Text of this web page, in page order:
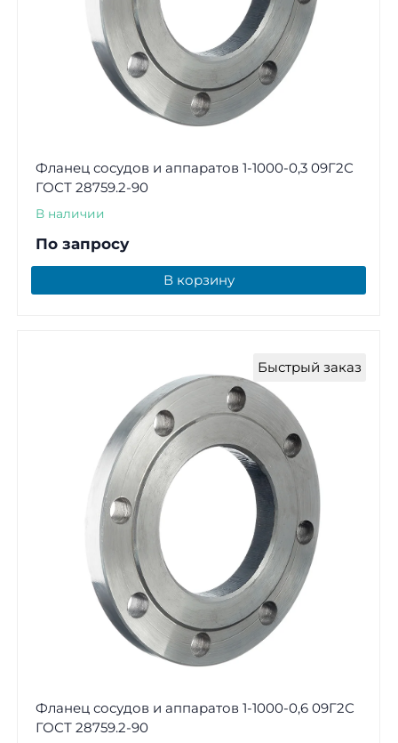
Фланец сосудов и аппаратов 1-1000-0,3 09Г2С
ГОСТ 28759.2-90
В наличии
По запросу
В корзину
Быстрый заказ
Фланец сосудов и аппаратов 1-1000-0,6 09Г2С
ГОСТ 28759.2-90